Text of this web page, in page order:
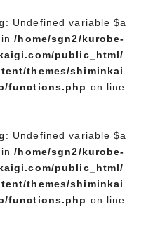
: Undefined variable $a
in/home/sgn2/kurobe-
public_html/
themes/shiminkai
functions.php on line
: Undefined variable $a
in/home/sgn2/kurobe-
public_html/
themes/shiminkai
functions.php on line